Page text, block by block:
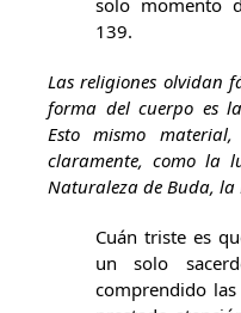
solo momento
139.
Las religiones olvidan
forma del cuerpo es
Esto mismo
claramente, como la
Naturaleza de Buda, la
Cuán triste es
un solo
comprendido